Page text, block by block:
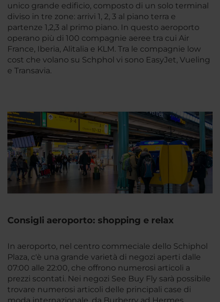
unico grande edificio, composto di un solo terminal
diviso in tre zone: arrivi 1, 2, 3 al piano terra e
partenze 1,2,3 al primo piano. In questo aeroporto
operano più di 100 compagnie aeree tra cui Air
France, Iberia, Alitalia e KLM. Tra le compagnie low
cost che volano su Schphol vi sono EasyJet, Vueling
e Transavia.
Consigli aeroporto: shopping e relax
In aeroporto, nel centro commeciale dello Schiphol
Plaza, c'è una grande varietà di negozi aperti dalle
07:00 alle 22:00, che offrono numerosi articoli a
prezzi scontati. Nei negozi See Buy Fly sarà possibile
trovare numerosi articoli delle principali case di